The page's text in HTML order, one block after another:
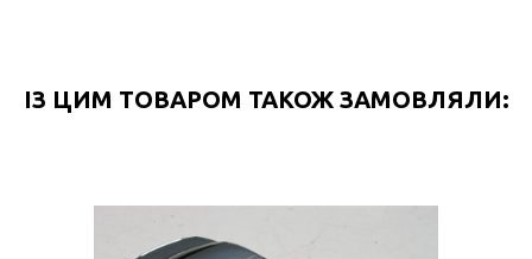
ІЗ ЦИМ ТОВАРОМ ТАКОЖ ЗАМОВЛЯЛИ: